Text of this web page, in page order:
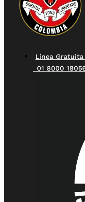
Línea Gratuita
01 8000